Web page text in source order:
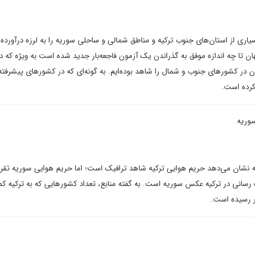
از استان‌های جنوب ترکیه و مناطق شمالی و ساحلی سوریه را به لرزه درآورده
تا چه اندازه موفق به گذراندن یک آزمون فاجعه‌بار جدید شده است به ویژه که
کشورهای جنوب و شمال را شاهد بوده‌ایم. به گونه‌ای که در کشورهای
است.
می‌دهد حریم هوایی ترکیه شاهد ترافیک است؛ اما حریم هوایی سوریه
در ترکیه عکس سوریه است. به گفته منابع، تعداد کشورهایی که به ترکیه